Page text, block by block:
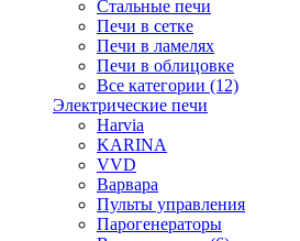
Стальные печи
Печи в сетке
Печи в ламелях
Печи в облицовке
Все категории (12)
Электрические печи
Harvia
KARINA
VVD
Варвара
Пульты управления
Парогенераторы